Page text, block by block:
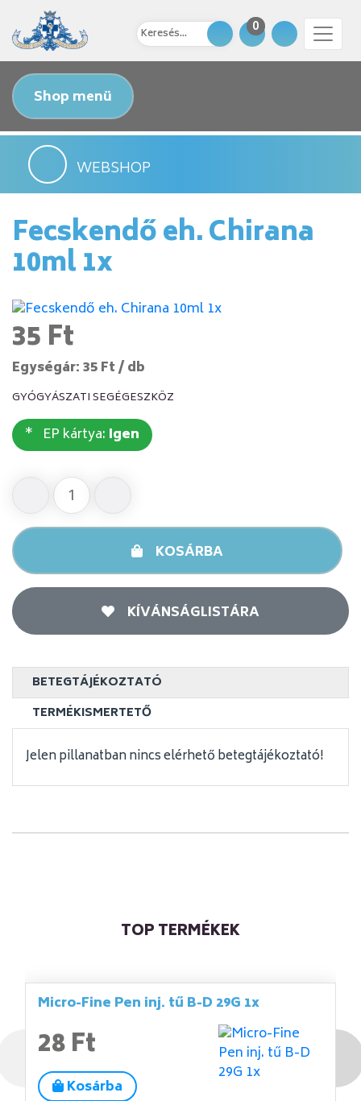
0
Shop menü
WEBSHOP
Fecskendő eh. Chirana
10ml 1x
35 Ft
Egységár: 35 Ft / db
GYÓGYÁSZATI SEGÉGESZKÖZ
EP kártya: Igen
KOSÁRBA
KÍVÁNSÁGLISTÁRA
BETEGTÁJÉKOZTATÓ
TERMÉKISMERTETŐ
Jelen pillanatban nincs elérhető betegtájékoztató!
TOP TERMÉKEK
Micro-Fine Pen inj. tű B-D 29G 1x
28 Ft
Kosárba